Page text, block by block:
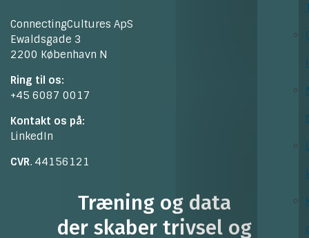
ConnectingCultures ApS
Ewaldsgade 3
2200 København N
Ring til os:
+45 6087 0017
Kontakt os på:
LinkedIn
CVR. 44156121
Træning og data
der skaber trivsel og